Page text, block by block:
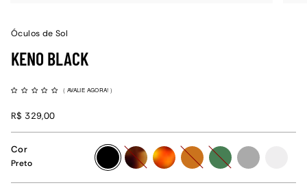
Óculos de Sol
KENO BLACK
( AVALIE AGORA!)
R$ 329,00
Cor
Preto
preto tartarugahavanacaramelo
verde grafite